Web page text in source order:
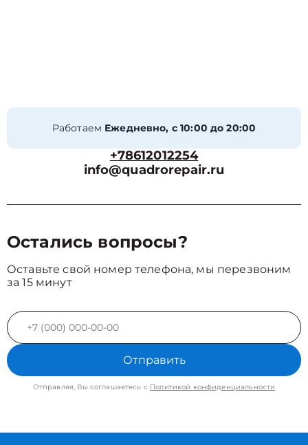
Работаем Ежедневно, с 10:00 до 20:00
+78612012254
info@quadrorepair.ru
Остались вопросы?
Оставьте свой номер телефона, мы перезвоним
за 15 минут
Отправить
Отправляя, Вы соглашаетесь с Политикой конфиденциальности